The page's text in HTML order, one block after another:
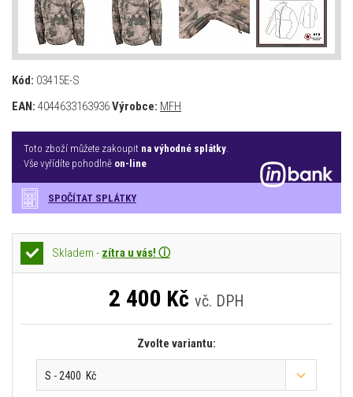
Kód: 03415E-S
EAN: 4044633163936Výrobce: MFH
Toto zboží můžete zakoupit na výhodné splátky.
Vše vyřídíte pohodlně on-line
SPOČÍTAT SPLÁTKY
Skladem - zítra u vás! ⓘ
2 400 Kč vč. DPH
Zvolte variantu:
S - 2400 Kč